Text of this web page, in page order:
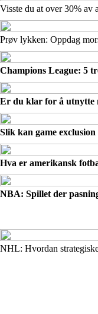
Visste du at over 30% av
Prøv lykken: Oppdag
Champions League: 5
Er du klar for å utnytte
Slik kan game
Hva er amerikansk
NBA: Spillet der
NHL: Hvordan